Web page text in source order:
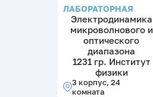
ЛАБОРАТОРНАЯ
Электродинамика
микроволнового и
оптического
диапазона
1231 гр. Институт
физики
3 корпус, 24
комната